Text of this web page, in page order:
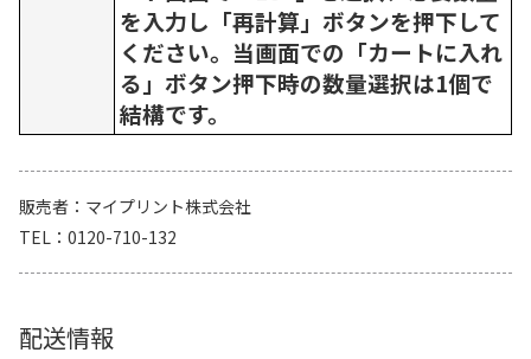
を入力し「再計算」ボタンを押下して
ください。当画面での「カートに入れ
る」ボタン押下時の数量選択は1個で
結構です。
販売者
マイプリント株式会社
TEL
0120-710-132
配送情報